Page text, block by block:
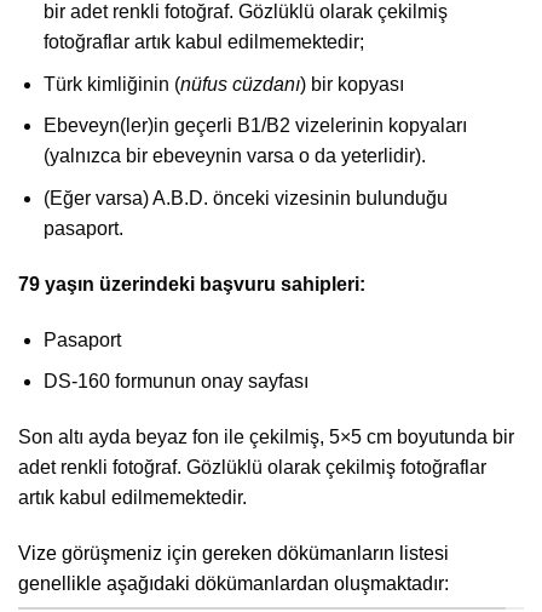
bir adet renkli fotoğraf. Gözlüklü olarak çekilmiş
fotoğraflar artık kabul edilmemektedir;
Türk kimliğinin (nüfus cüzdanı) bir kopyası
Ebeveyn(ler)in geçerli B1/B2 vizelerinin kopyaları
(yalnızca bir ebeveynin varsa o da yeterlidir).
(Eğer varsa) A.B.D. önceki vizesinin bulunduğu
pasaport.
79 yaşın üzerindeki başvuru sahipleri:
Pasaport
DS-160 formunun onay sayfası
Son altı ayda beyaz fon ile çekilmiş, 5×5 cm boyutunda bir
adet renkli fotoğraf. Gözlüklü olarak çekilmiş fotoğraflar
artık kabul edilmemektedir.
Vize görüşmeniz için gereken dökümanların listesi
genellikle aşağıdaki dökümanlardan oluşmaktadır: